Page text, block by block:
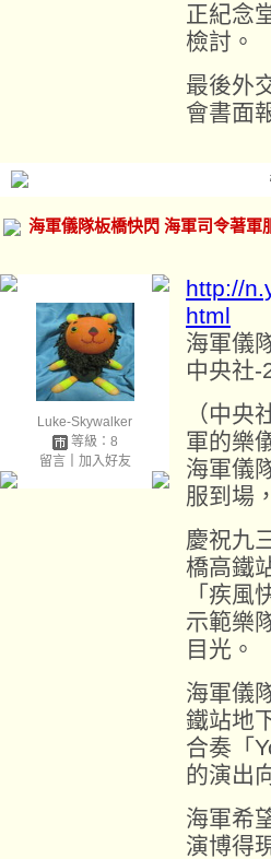
正紀念
檢討。
最後外
會書面
海軍儀隊板橋快閃 海軍司令著軍
Luke-Skywalker
等級：8
留言｜ 加入好友
http://
html
海軍儀
中央社-
（中
軍的樂
海軍儀
服到場
慶祝九
橋高鐵
「疾
示範樂
目光。
海軍儀
鐵站地
合奏「
的演出
海軍希
演博得